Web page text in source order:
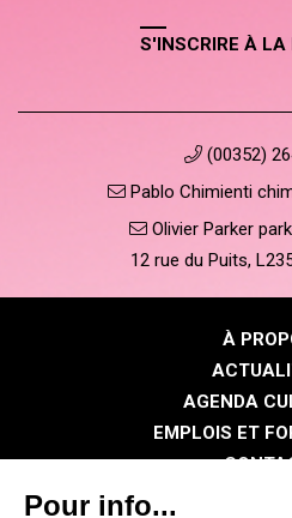
S'INSCRIRE À LA
(00352)
Pablo Chimienti
Olivier Parker
12 rue du Puits,
À
AGENDA
EMPLOIS ET